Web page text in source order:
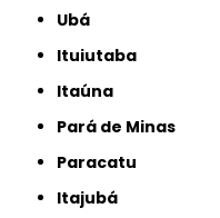
Ubá
Ituiutaba
Itaúna
Pará de Minas
Paracatu
Itajubá